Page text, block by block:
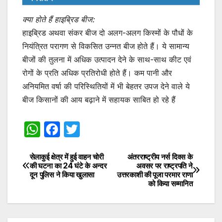
क्या होते हैं हाइब्रिड बीज:
हाइब्रिड अथवा संकर बीज दो अलग-अलग किस्मों के पौधों के
नियंत्रित परागण से विकसित उन्नत बीज होते हैं। ये सामान्य
बीजों की तुलना में अधिक उत्पादन देने के साथ-साथ कीट एवं
रोगों के प्रति अधिक प्रतिरोधी होते हैं। कम पानी और
अनियमित वर्षा की परिस्थितियों में भी बेहतर उपज देने वाले ये
बीज किसानों की आय बढ़ाने में सहायक साबित हो रहे हैं
W
at
s
p
F
c
e
o
itt
er
Post
navigation
अंतरराष्ट्रीय नर्स दिवस के
अवसर पर राष्ट्रपति ने
उत्तरकाशी की पूजा परमार राणा
को किया सम्मानित
सेलाकुई क्षेत्र में हुई वाहन चोरी
की घटना का 24 घंटे के अन्दर
दून पुलिस ने किया खुलासा